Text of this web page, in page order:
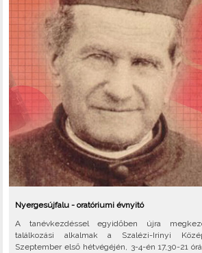
Nyergesújfalu - oratóriumi évnyitó
A tanévkezdéssel egyidőben újra
találkozási alkalmak a Szalézi-Irinyi
Szeptember első hétvégéjén, 3-4-én 17,30-21